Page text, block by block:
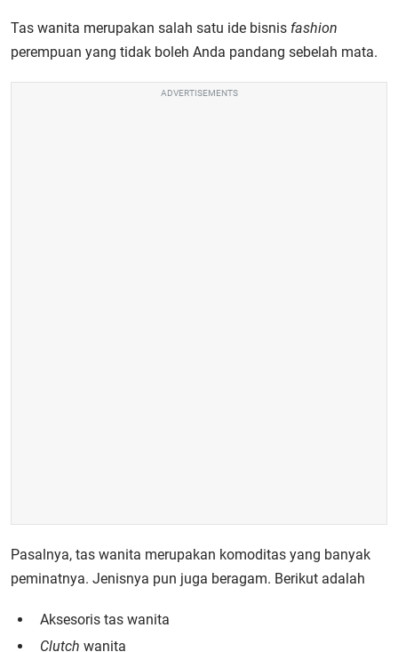
Tas wanita merupakan salah satu ide bisnis fashion
perempuan yang tidak boleh Anda pandang sebelah mata.
ADVERTISEMENTS
Pasalnya, tas wanita merupakan komoditas yang banyak
peminatnya. Jenisnya pun juga beragam. Berikut adalah
Aksesoris tas wanita
Clutch wanita